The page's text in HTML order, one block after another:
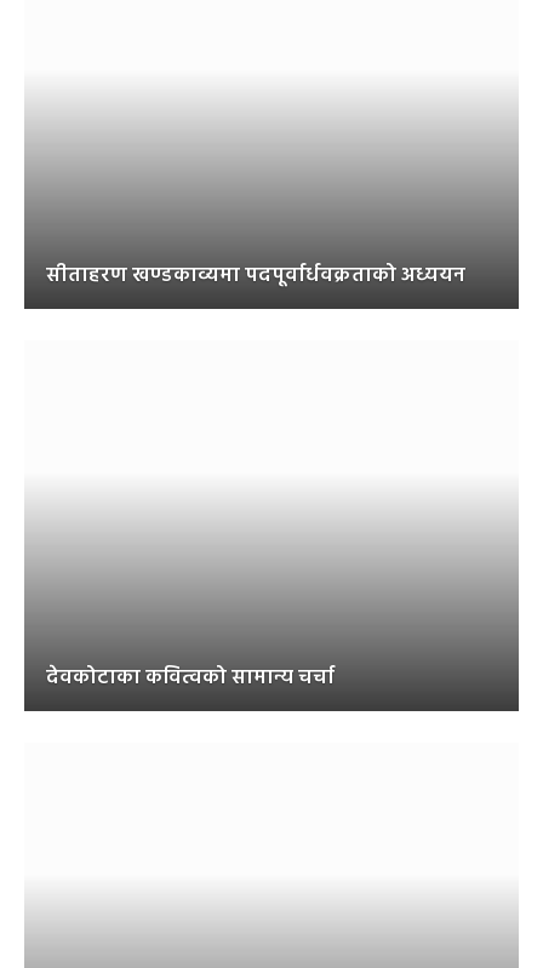
सीताहरण खण्डकाव्यमा पदपूर्वार्धवक्रताको अध्ययन
देवकोटाका कवित्वको सामान्य चर्चा